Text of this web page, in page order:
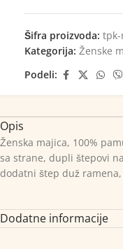
Šifra proizvoda: tpk-
Kategorija: Ženske
Podeli:
Opis
Ženska majica, 100%
sa strane, dupli štepovi
dodatni štep duž
Dodatne informacije